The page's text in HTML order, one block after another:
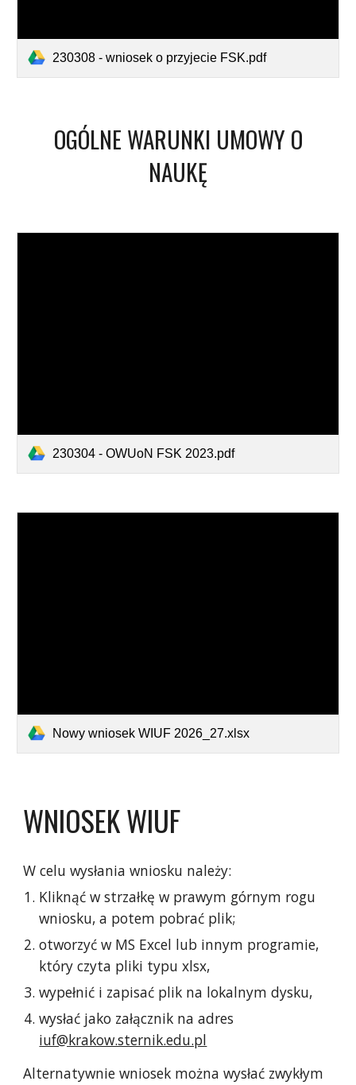
230308 - wniosek o przyjecie FSK.pdf
OGÓLNE WARUNKI UMOWY O
NAUKĘ
230304 - OWUoN FSK 2023.pdf
Nowy wniosek WIUF 2026_27.xlsx
WNIOSEK WIUF
W celu wysłania wniosku należy:
Kliknąć w strzałkę w prawym górnym rogu
wniosku, a potem pobrać plik;
otworzyć w MS Excel lub innym programie,
który czyta pliki typu xlsx,
wypełnić i zapisać plik na lokalnym dysku,
wysłać jako załącznik na adres
iuf@krakow.sternik.edu.pl
Alternatywnie wniosek można wysłać zwykłym